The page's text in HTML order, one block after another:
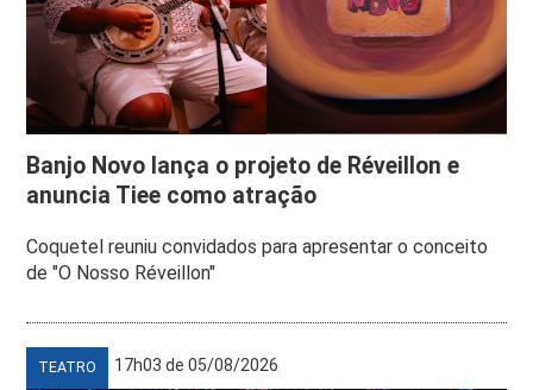
Banjo Novo lança o projeto de Réveillon e
anuncia Tiee como atração
Coquetel reuniu convidados para apresentar o conceito
de "O Nosso Réveillon"
TEATRO 17h03 de 05/08/2026